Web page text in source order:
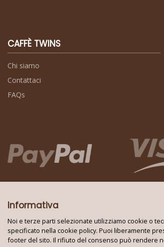
CAFFÈ TWINS
Chi siamo
Contattaci
FAQs
Informativa
Noi e terze parti selezionate utilizziamo cookie o
specificato nella cookie policy. Puoi liberamente
footer del sito. Il rifiuto del consenso può rendere